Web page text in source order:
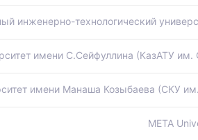
инженерно-технологический
имени С.Сейфуллина (КазАТУ им.
имени Манаша Козыбаева (СКУ
META